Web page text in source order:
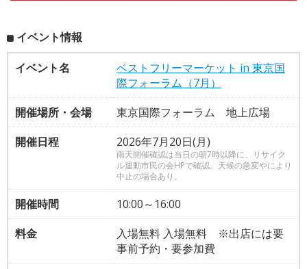
イベント情報
イベント名
ベストフリーマーケット in 東京国
際フォーラム（7月）
開催場所・会場
東京国際フォーラム 地上広場
開催日程
2026年7月20日(月)
雨天開催確認は当日の朝7時以降に、リサイク
ル運動市民の会HPで確認。天候の急変やにより
中止の場合あり。
開催時間
10:00～16:00
料金
入場無料 入場無料 ※出店には要
事前予約・要参加費